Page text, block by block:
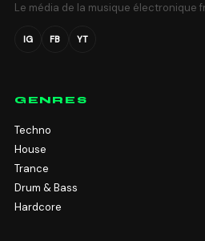
Le média de la musique électronique
IG FB YT
GENRES
Techno
House
Trance
Drum & Bass
Hardcore